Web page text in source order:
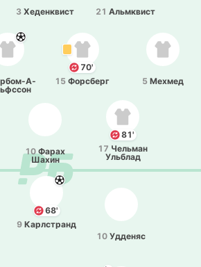
3 Хе­де­нквист 21 Альмквист
А­
70'
15 Фо­рсберг 5 Мехмед
10 Фарах
Шахин
81'
17 Че­льман
Ульблад
10 Удде­няс
68'
9 Ка­рлстранд